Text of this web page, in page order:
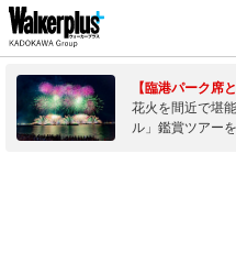
【臨港パーク席
花火を間近で堪
ル」鑑賞ツアー